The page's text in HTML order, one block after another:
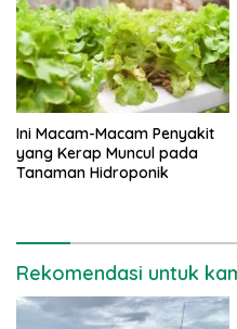
Ini Macam-Macam Penyakit
yang Kerap Muncul pada
Tanaman Hidroponik
Rekomendasi untuk